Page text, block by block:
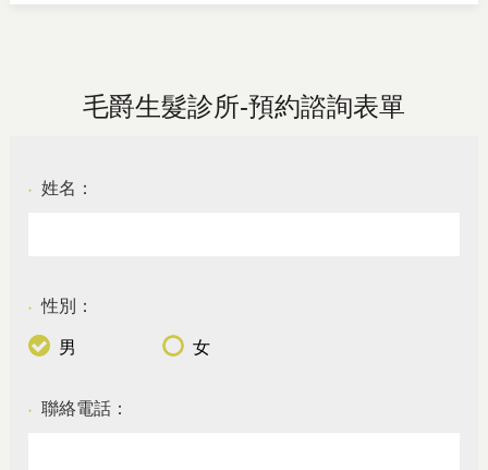
毛爵生髮診所-預約諮詢表單
● 姓名：
● 性別：
男 女
● 聯絡電話：